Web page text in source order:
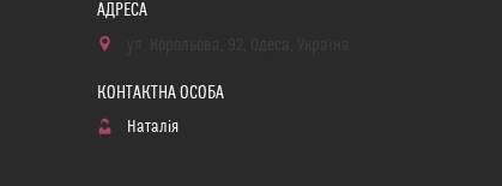
Наталія